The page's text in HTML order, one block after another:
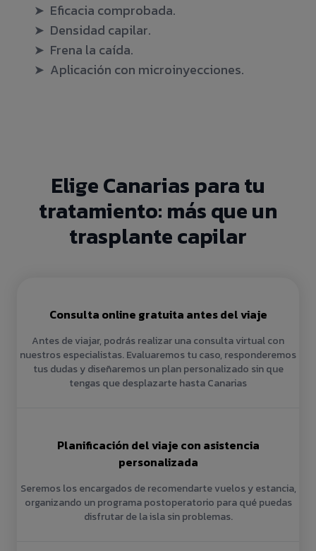
➤ Eficacia comprobada.
➤ Densidad capilar.
➤ Frena la caída.
➤ Aplicación con microinyecciones.
Elige Canarias para tu
tratamiento: más que un
trasplante capilar
Consulta online gratuita antes del viaje
Antes de viajar, podrás realizar una consulta virtual con
nuestros especialistas. Evaluaremos tu caso, responderemos
tus dudas y diseñaremos un plan personalizado sin que
tengas que desplazarte hasta Canarias
Planificación del viaje con asistencia
personalizada
Seremos los encargados de recomendarte vuelos y estancia,
organizando un programa postoperatorio para qué puedas
disfrutar de la isla sin problemas.